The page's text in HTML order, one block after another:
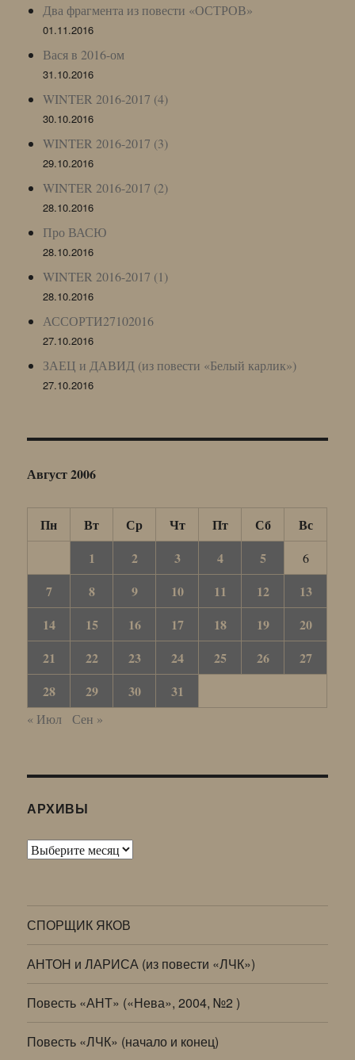
Два фрагмента из повести «ОСТРОВ»
01.11.2016
Вася в 2016-ом
31.10.2016
WINTER 2016-2017 (4)
30.10.2016
WINTER 2016-2017 (3)
29.10.2016
WINTER 2016-2017 (2)
28.10.2016
Про ВАСЮ
28.10.2016
WINTER 2016-2017 (1)
28.10.2016
АССОРТИ27102016
27.10.2016
ЗАЕЦ и ДАВИД (из повести «Белый карлик»)
27.10.2016
Август 2006
Пн Вт Ср Чт Пт Сб
Вс
1
2 3 4 5 6
7 8 9 10 11 12
13
14
15 16 17 18 19
20
21
22 23 24 25 26
27
28
29 30 31
« Июл Сен »
АРХИВЫ
Архивы
СПОРЩИК ЯКОВ
АНТОН и ЛАРИСА (из повести «ЛЧК»)
Повесть «АНТ» («Нева», 2004, №2 )
Повесть «ЛЧК» (начало и конец)